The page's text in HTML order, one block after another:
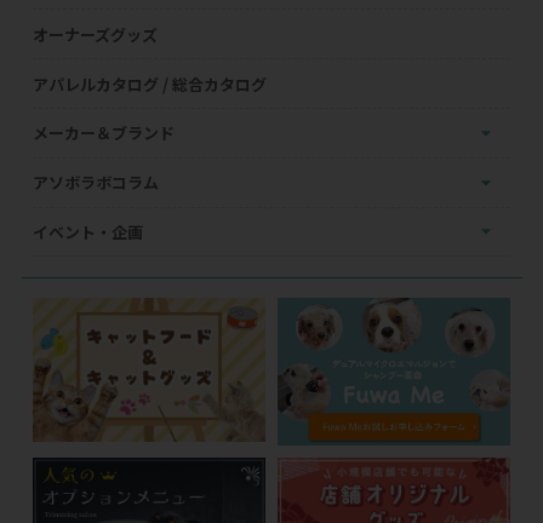
オーナーズグッズ
アパレルカタログ / 総合カタログ
メーカー＆ブランド
アソボラボコラム
イベント・企画